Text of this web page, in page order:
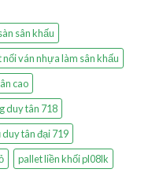
sân khấu
nối ván nhựa làm sân khấu
cao
duy tân 718
duy tân đại 719
pallet liền khối pl08lk